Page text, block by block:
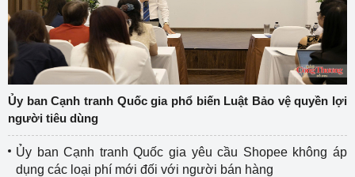
Ủy ban Cạnh tranh Quốc gia phổ biến Luật Bảo vệ quyền lợi
người tiêu dùng
Ủy ban Cạnh tranh Quốc gia yêu cầu Shopee không áp
dụng các loại phí mới đối với người bán hàng